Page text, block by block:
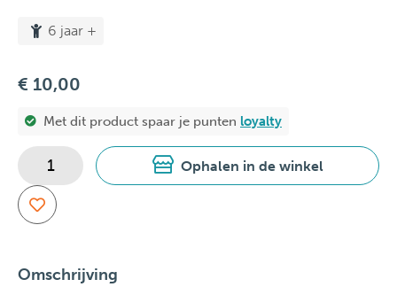
6 jaar +
€ 10,00
Met dit product spaar je punten loyalty
Ophalen in de winkel
Omschrijving